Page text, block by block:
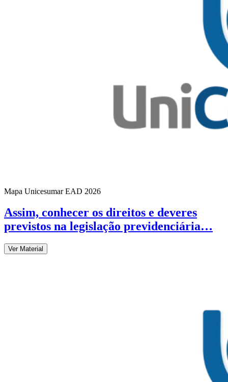
Mapa Unicesumar EAD 2026
Assim, conhecer os direitos e deveres
previstos na legislação previdenciária…
Ver Material